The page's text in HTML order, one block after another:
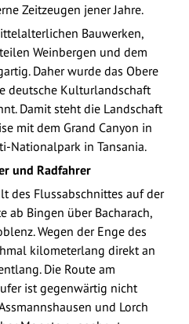
Zeitzeugen jener Jahre.
Bauwerken,
Weinbergen und dem
Daher wurde das Obere
deutsche Kulturlandschaft
Damit steht die Landschaft
mit dem Grand Canyon in
Nationalpark in Tansania.
und Radfahrer
des Flussabschnittes auf der
ab Bingen über Bacharach,
Wegen der Enge des
kilometerlang direkt an
Die Route am
ist gegenwärtig nicht
und Lorch